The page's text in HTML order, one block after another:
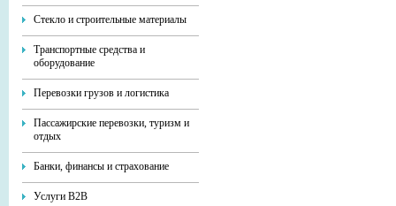
Стекло и строительные материалы
Транспортные средства и
оборудование
Перевозки грузов и логистика
Пассажирские перевозки, туризм и
отдых
Банки, финансы и страхование
Услуги В2В